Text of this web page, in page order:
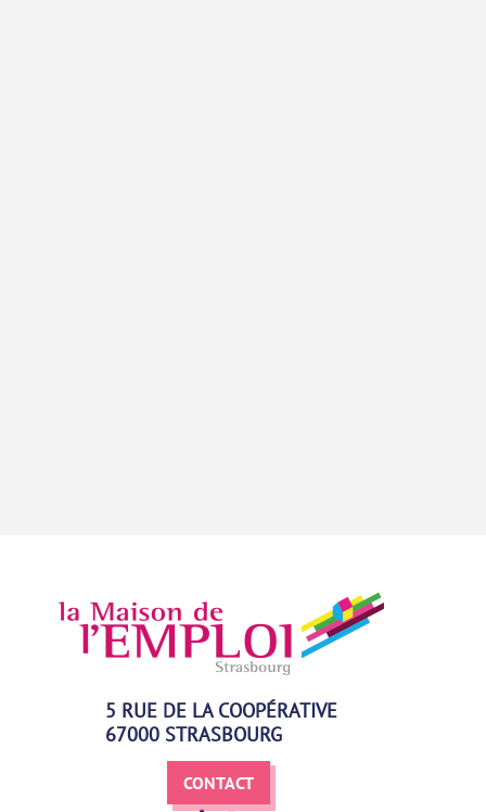
5 RUE DE LA COOPÉRATIVE
67000 STRASBOURG
CONTACT